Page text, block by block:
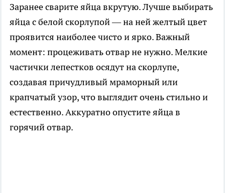
Заранее сварите яйца вкрутую. Лучше выбирать
яйца с белой скорлупой — на ней желтый цвет
проявится наиболее чисто и ярко. Важный
момент: процеживать отвар не нужно. Мелкие
частички лепестков осядут на скорлупе,
создавая причудливый мраморный или
крапчатый узор, что выглядит очень стильно и
естественно. Аккуратно опустите яйца в
горячий отвар.